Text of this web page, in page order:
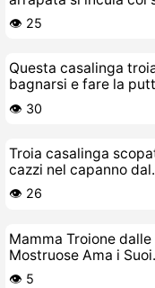
cazzo di gomma
👁️ 25
Questa casalinga
bagnarsi e fare la
👁️ 30
Troia casalinga
cazzi nel capanno dal
vicino
👁️ 26
Mamma Troione
Mostruose Ama i Suoi
Giocattoli del Cazzo
👁️ 5